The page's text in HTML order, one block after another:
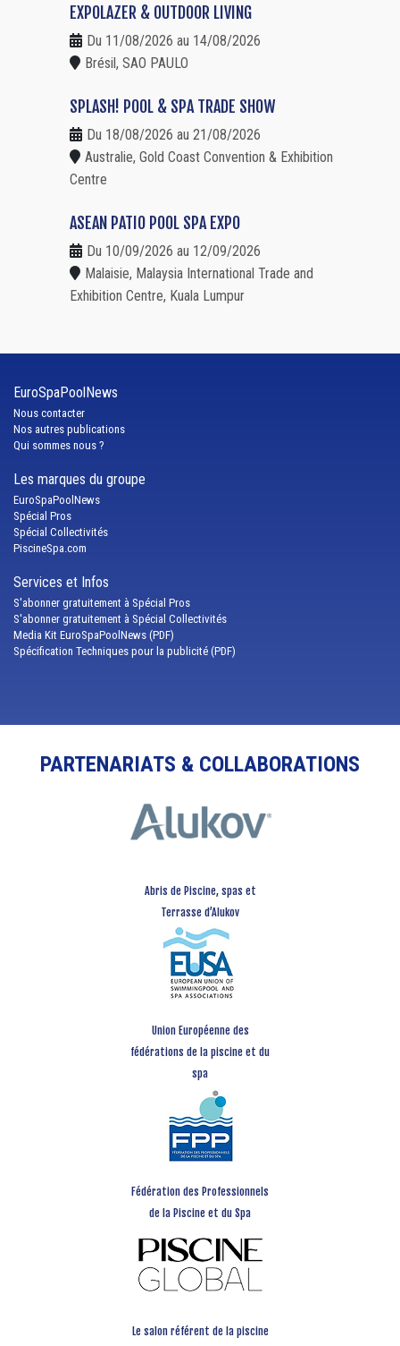
EXPOLAZER & OUTDOOR LIVING
Du 11/08/2026 au 14/08/2026
Brésil, SAO PAULO
SPLASH! POOL & SPA TRADE SHOW
Du 18/08/2026 au 21/08/2026
Australie, Gold Coast Convention & Exhibition
Centre
ASEAN PATIO POOL SPA EXPO
Du 10/09/2026 au 12/09/2026
Malaisie, Malaysia International Trade and
Exhibition Centre, Kuala Lumpur
EuroSpaPoolNews
Nous contacter
Nos autres publications
Qui sommes nous ?
Les marques du groupe
EuroSpaPoolNews
Spécial Pros
Spécial Collectivités
PiscineSpa.com
Services et Infos
S'abonner gratuitement à Spécial Pros
S'abonner gratuitement à Spécial Collectivités
Media Kit EuroSpaPoolNews (PDF)
Spécification Techniques pour la publicité (PDF)
PARTENARIATS & COLLABORATIONS
Abris de Piscine, spas et
Terrasse d’Alukov
Union Européenne des
fédérations de la piscine et du
spa
Fédération des Professionnels
de la Piscine et du Spa
Le salon référent de la piscine